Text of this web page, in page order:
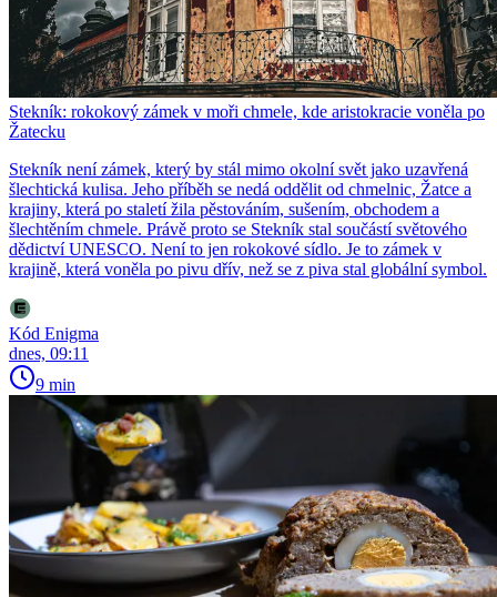
Stekník: rokokový zámek v moři chmele, kde aristokracie voněla po
Žatecku
Stekník není zámek, který by stál mimo okolní svět jako uzavřená
šlechtická kulisa. Jeho příběh se nedá oddělit od chmelnic, Žatce a
krajiny, která po staletí žila pěstováním, sušením, obchodem a
šlechtěním chmele. Právě proto se Stekník stal součástí světového
dědictví UNESCO. Není to jen rokokové sídlo. Je to zámek v
krajině, která voněla po pivu dřív, než se z piva stal globální symbol.
Kód Enigma
dnes, 09:11
9 min